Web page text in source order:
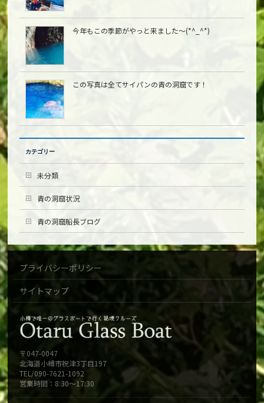
今年もこの季節がやっと来ました〜(*^_^*)
この写真は全てサイパンの青の洞窟です！
カテゴリー
未分類
青の洞窟状況
青の洞窟船長ブログ
プライバシーポリシー
サイトマップ
〒047-0047
北海道小樽市祝津3丁目197
TEL/090-7621-1092
営業時間：8:30～17:30